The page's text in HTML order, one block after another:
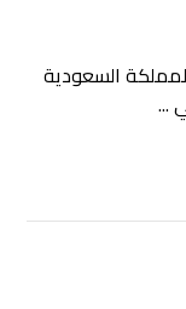
السعودية
...